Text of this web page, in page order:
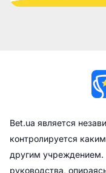
Bet.ua является
контролируется
другим
руководства,